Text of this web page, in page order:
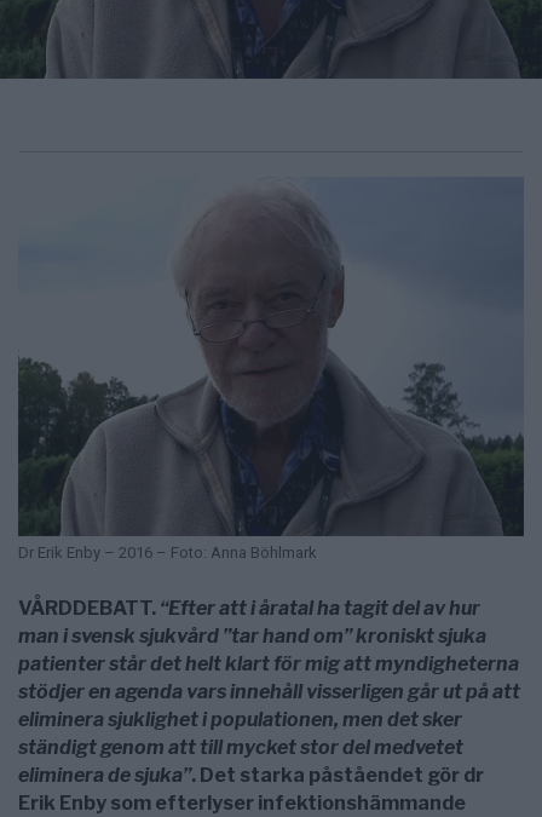
Dr Erik Enby – 2016 – Foto: Anna Böhlmark
VÅRDDEBATT. “Efter att i åratal ha tagit del av hur
man i svensk sjukvård ”tar hand om” kroniskt sjuka
patienter står det helt klart för mig att myndigheterna
stödjer en agenda vars innehåll visserligen går ut på att
eliminera sjuklighet i populationen, men det sker
ständigt genom att till mycket stor del medvetet
eliminera de sjuka”. Det starka påståendet gör dr
Erik Enby som efterlyser infektionshämmande